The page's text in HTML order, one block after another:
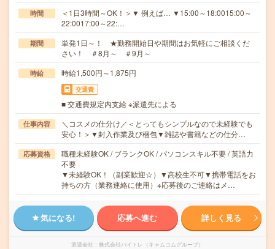
時間
＜1日3時間～OK！＞▼ 例えば… ▼15:00～18:0015:00～
22:0017:00～22:…
期間
単発1日～！ ★勤務開始日や期間はお気軽にご相談くだ
さい！ ＃8月～ ＃9月～
時給 時給1,500円～1,875円
交通費
■ 交通費規定内支給 ※派遣先による
仕事内容
＼コスメの仕分け／＜とってもシンプルなので未経験でも
安心！＞▼封入作業及び梱包▼雑誌や書籍などの仕分…
応募資格
職種未経験OK / ブランクOK / パソコンスキル不要 / 英語力
不要
▼未経験OK！（副業歓迎☆）▼高校生不可▼携帯電話をお
持ちの方（業務連絡に使用）※応募後のご連絡はメ…
気になる! 応募へ進む 詳しく見る
派遣会社 株式会社バイトレ（キャムコムグループ）